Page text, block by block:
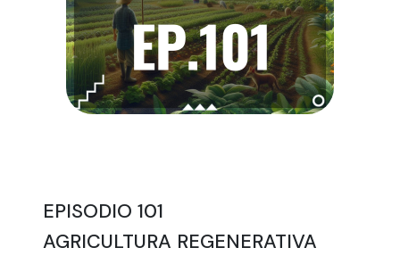
EPISODIO 101
AGRICULTURA REGENERATIVA